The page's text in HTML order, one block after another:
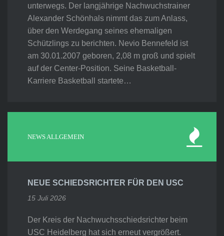
unterwegs. Der langjährige Nachwuchstrainer
Alexander Schönhals nimmt das zum Anlass,
über den Werdegang seines ehemaligen
Schützlings zu berichten. Nevio Bennefeld ist
am 30.01.2007 geboren, 2,08 m groß und spielt
auf der Center-Position. Seine Basketball-
Karriere Basketball startete…
NEWS ALLGEMEIN
NEUE SCHIEDSRICHTER FÜR DEN USC
15 Juli 2026
Der Kreis der Nachwuchsschiedsrichter beim
USC Heidelberg hat sich erneut vergrößert.